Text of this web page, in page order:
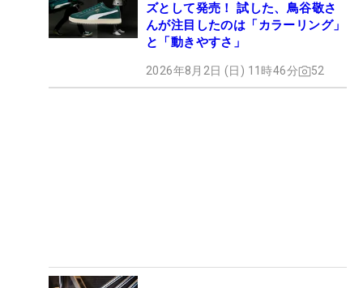
ズとして発売！ 試した、鳥谷敬さ
んが注目したのは「カラーリング」
と「動きやすさ」
2026年8月2日 (日) 11時46分 52